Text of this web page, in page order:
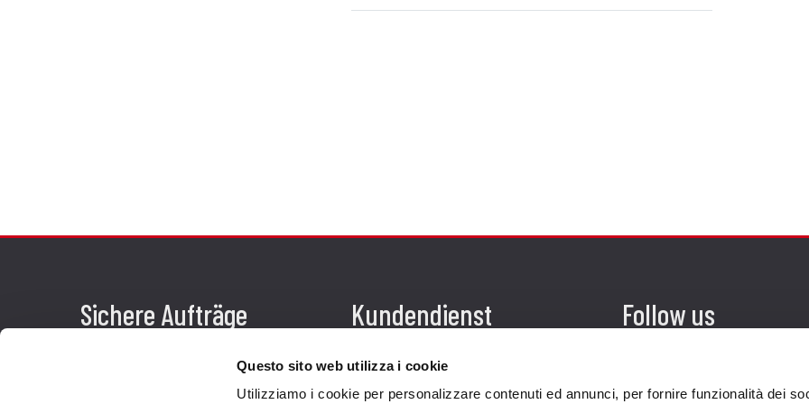
Questo sito web utilizza i cookie
Utilizziamo i cookie per personalizzare contenuti ed annunci, per fornire funzionalità dei
Sichere Aufträge Kundendienst
Sendung
Kundendienst
Follow us